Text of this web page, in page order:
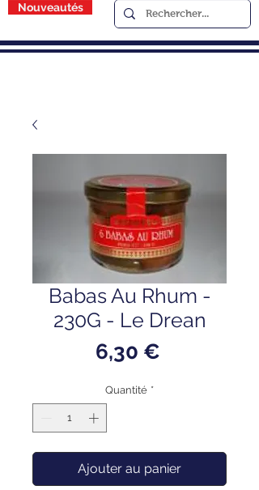
Nouveautés
Babas Au Rhum -
230G - Le Drean
6,30 €Prix
Quantité *
Ajouter au panier